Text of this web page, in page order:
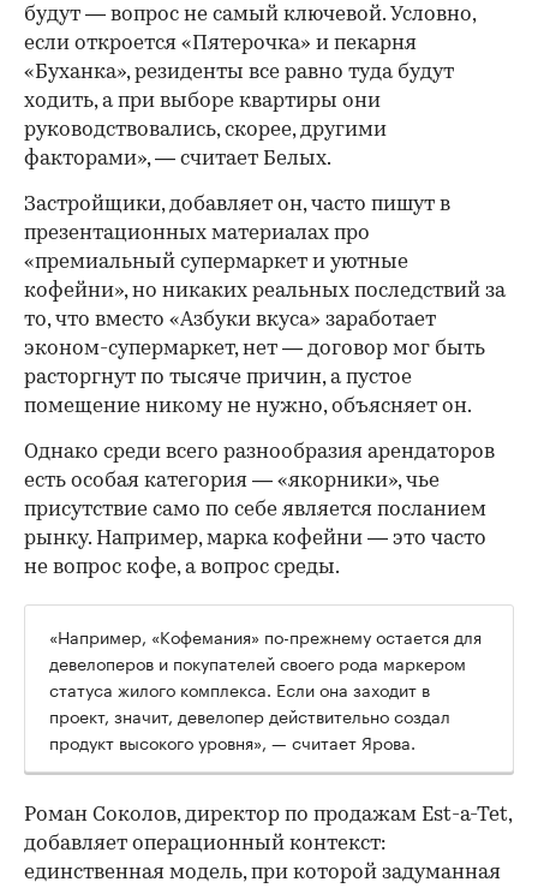
будут — вопрос не самый ключевой. Условно,
если откроется «Пятерочка» и пекарня
«Буханка», резиденты все равно туда будут
ходить, а при выборе квартиры они
руководствовались, скорее, другими
факторами», — считает Белых.
Застройщики, добавляет он, часто пишут в
презентационных материалах про
«премиальный супермаркет и уютные
кофейни», но никаких реальных последствий за
то, что вместо «Азбуки вкуса» заработает
эконом-супермаркет, нет — договор мог быть
расторгнут по тысяче причин, а пустое
помещение никому не нужно, объясняет он.
Однако среди всего разнообразия арендаторов
есть особая категория — «якорники», чье
присутствие само по себе является посланием
рынку. Например, марка кофейни — это часто
не вопрос кофе, а вопрос среды.
«Например, «Кофемания» по-прежнему остается для
девелоперов и покупателей своего рода маркером
статуса жилого комплекса. Если она заходит в
проект, значит, девелопер действительно создал
продукт высокого уровня», — считает Ярова.
Роман Соколов, директор по продажам Est-a-Tet,
добавляет операционный контекст:
единственная модель, при которой задуманная